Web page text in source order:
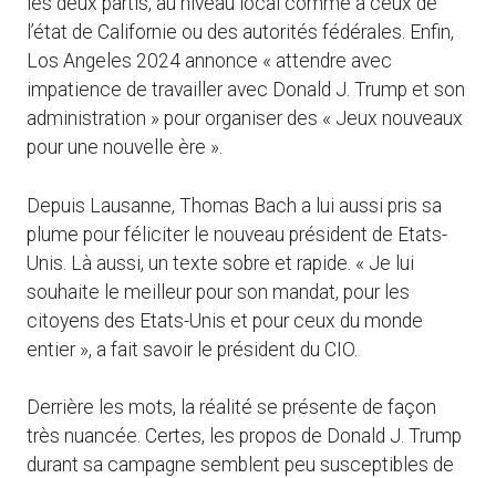
l’état de Californie ou des autorités fédérales. Enfin,
Los Angeles 2024 annonce « attendre avec
impatience de travailler avec Donald J. Trump et son
administration » pour organiser des « Jeux nouveaux
pour une nouvelle ère ».
Depuis Lausanne, Thomas Bach a lui aussi pris sa
plume pour féliciter le nouveau président de Etats-
Unis. Là aussi, un texte sobre et rapide. « Je lui
souhaite le meilleur pour son mandat, pour les
citoyens des Etats-Unis et pour ceux du monde
entier », a fait savoir le président du CIO.
Derrière les mots, la réalité se présente de façon
très nuancée. Certes, les propos de Donald J. Trump
durant sa campagne semblent peu susceptibles de